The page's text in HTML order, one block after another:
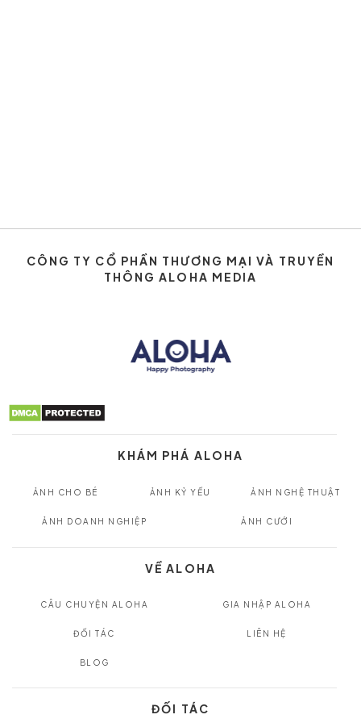
CÔNG TY CỔ PHẦN THƯƠNG MẠI VÀ TRUYỀN
THÔNG ALOHA MEDIA
KHÁM PHÁ ALOHA
ẢNH CHO BÉ ẢNH KỶ YẾU ẢNH NGHỆ THUẬT
ẢNH DOANH NGHIỆP ẢNH CƯỚI
VỀ ALOHA
CÂU CHUYỆN ALOHA GIA NHẬP ALOHA
ĐỐI TÁC LIÊN HỆ
BLOG
ĐỐI TÁC